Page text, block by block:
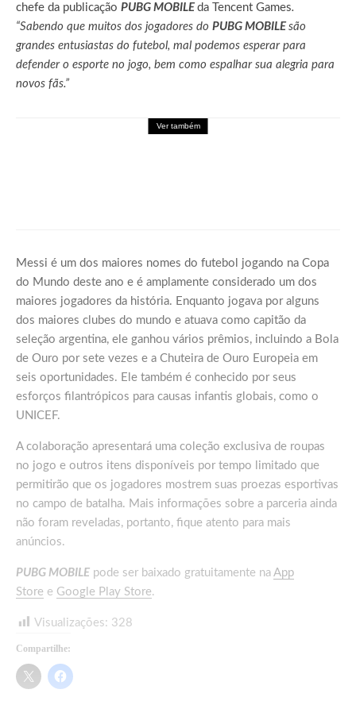
chefe da publicação PUBG MOBILE da Tencent Games.
“Sabendo que muitos dos jogadores do PUBG MOBILE são
grandes entusiastas do futebol, mal podemos esperar para
defender o esporte no jogo, bem como espalhar sua alegria para
novos fãs.”
Ver também
Messi é um dos maiores nomes do futebol jogando na Copa
do Mundo deste ano e é amplamente considerado um dos
maiores jogadores da história. Enquanto jogava por alguns
dos maiores clubes do mundo e atuava como capitão da
seleção argentina, ele ganhou vários prêmios, incluindo a Bola
de Ouro por sete vezes e a Chuteira de Ouro Europeia em
seis oportunidades. Ele também é conhecido por seus
esforços filantrópicos para causas infantis globais, como o
UNICEF.
A colaboração apresentará uma coleção exclusiva de roupas
no jogo e outros itens disponíveis por tempo limitado que
permitirão que os jogadores mostrem suas proezas esportivas
no campo de batalha. Mais informações sobre a parceria ainda
não foram reveladas, portanto, fique atento para mais
anúncios.
PUBG MOBILE pode ser baixado gratuitamente na App
Store e Google Play Store.
Visualizações: 328
Compartilhe: